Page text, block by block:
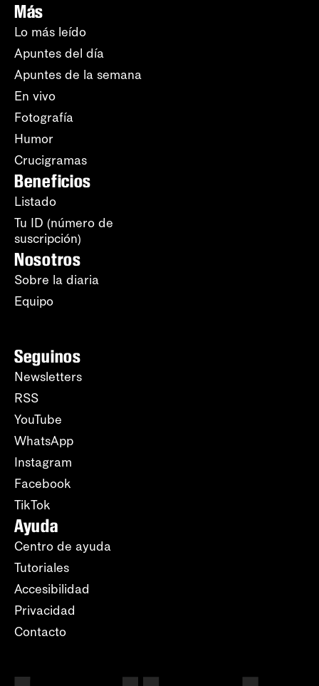
Más
Lo más leído
Apuntes del día
Apuntes de la semana
En vivo
Fotografía
Humor
Crucigramas
Beneficios
Listado
Tu ID (número de
suscripción)
Nosotros
Sobre la diaria
Equipo
Seguinos
Newsletters
RSS
YouTube
WhatsApp
Instagram
Facebook
TikTok
Ayuda
Centro de ayuda
Tutoriales
Accesibilidad
Privacidad
Contacto